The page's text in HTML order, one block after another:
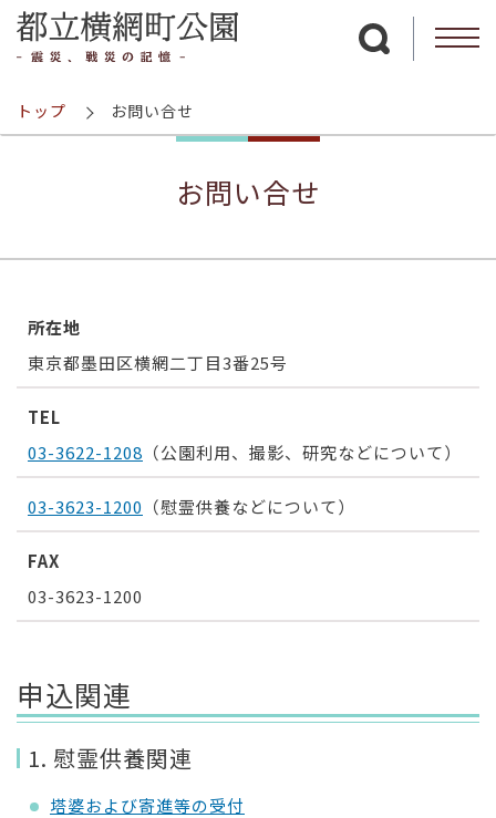
サイト内検索を
トップ お問い合せ
お問い合せ
所在地
東京都墨田区横網二丁目3番25号
TEL
03-3622-1208 （公園利用、撮影、研究などについて）
03-3623-1200 （慰霊供養などについて）
FAX
03-3623-1200
申込関連
1. 慰霊供養関連
塔婆および寄進等の受付